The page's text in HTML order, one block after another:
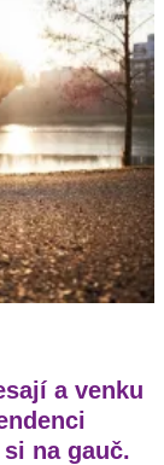
a venku
na gauč.